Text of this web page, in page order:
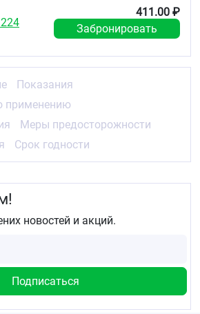
ее до полного высыхания.
хранить в полиэтиленовом
30°С до +30°С, отдельно от
продуктов, в недоступном для
411.00 ₽
Забронировать
Показания
применению
Меры предосторожности
Срок годности
новостей и акций.